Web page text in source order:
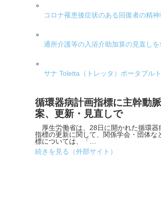
コロナ罹患後症状のある回復者の精
通所介護等の入浴介助加算の見直し
サナ Toletta（トレッタ）ポータブル
循環器病計画指標に主幹動
案、更新・見直しで
厚生労働省は、28日に開かれた循環器
指標の更新に関して、関係学会・団体
標については、「…
続きを見る（外部サイト）